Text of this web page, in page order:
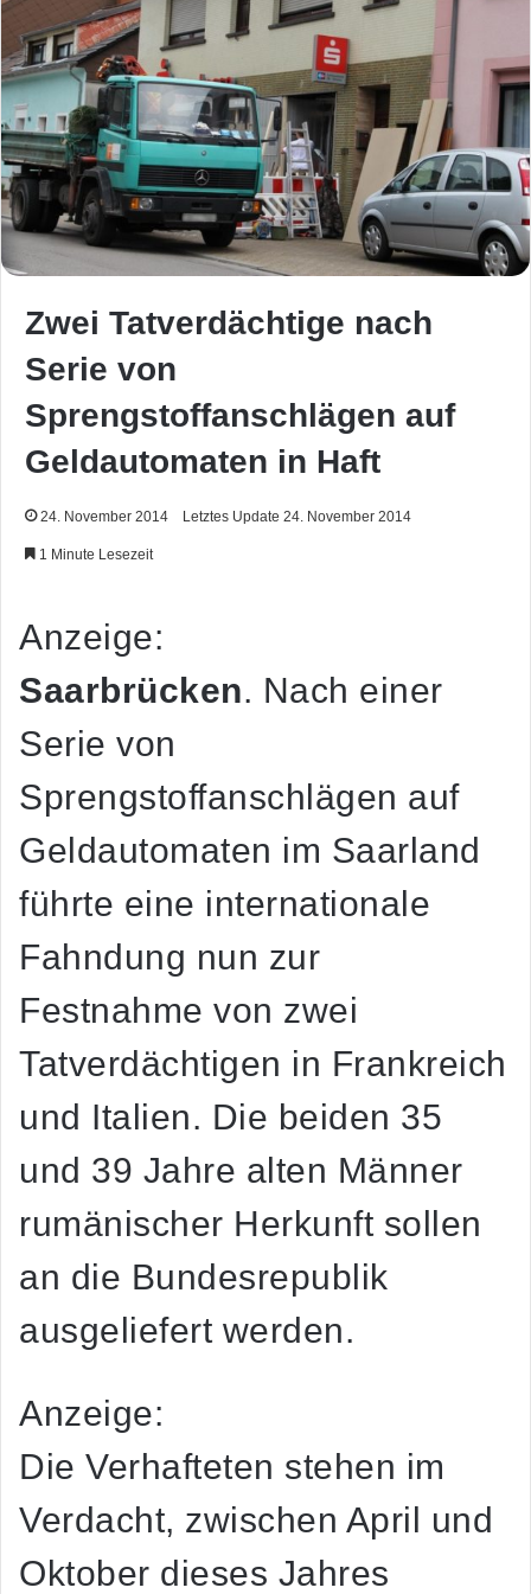
Zwei Tatverdächtige nach
Serie von
Sprengstoffanschlägen auf
Geldautomaten in Haft
24. November 2014 Letztes Update 24. November 2014
1 Minute Lesezeit
Anzeige:
Saarbrücken. Nach einer
Serie von
Sprengstoffanschlägen auf
Geldautomaten im Saarland
führte eine internationale
Fahndung nun zur
Festnahme von zwei
Tatverdächtigen in Frankreich
und Italien. Die beiden 35
und 39 Jahre alten Männer
rumänischer Herkunft sollen
an die Bundesrepublik
ausgeliefert werden.
Anzeige:
Die Verhafteten stehen im
Verdacht, zwischen April und
Oktober dieses Jahres